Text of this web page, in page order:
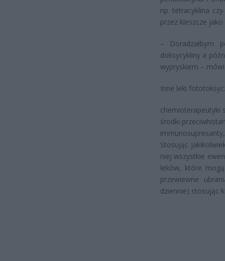
np. tetracyklina
przez kleszcze
– Doradzałbym
doksycykliny a
wypryskiem –
Inne leki
chemioterapeutyki
środki
Stosując
niej wszystkie
leków, które
przewiewne
dziennie) stosując